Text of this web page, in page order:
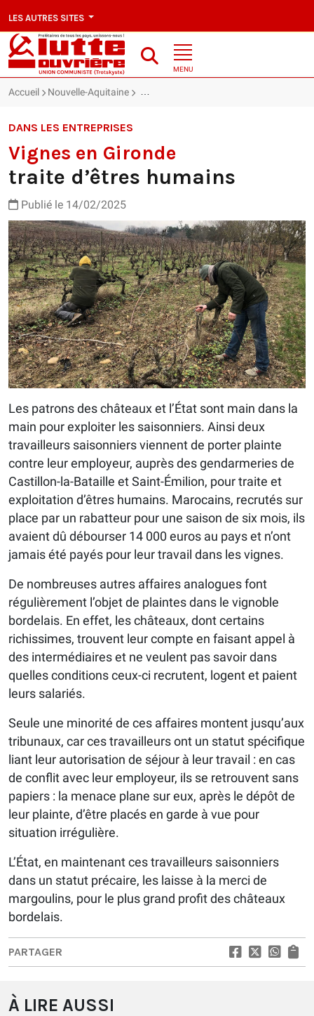
LES AUTRES SITES
MENU
Accueil Nouvelle-Aquitaine Vignes en Gironde : traite d’êtres
DANS LES ENTREPRISES
Vignes en Gironde
traite d’êtres humains
Publié le 14/02/2025
Les patrons des châteaux et l’État sont main dans la
main pour exploiter les saisonniers. Ainsi deux
travailleurs saisonniers viennent de porter plainte
contre leur employeur, auprès des gendarmeries de
Castillon-la-Bataille et Saint-Émilion, pour traite et
exploitation d’êtres humains. Marocains, recrutés sur
place par un rabatteur pour une saison de six mois, ils
avaient dû débourser 14 000 euros au pays et n’ont
jamais été payés pour leur travail dans les vignes.
De nombreuses autres affaires analogues font
régulièrement l’objet de plaintes dans le vignoble
bordelais. En effet, les châteaux, dont certains
richissimes, trouvent leur compte en faisant appel à
des intermédiaires et ne veulent pas savoir dans
quelles conditions ceux-ci recrutent, logent et paient
leurs salariés.
Seule une minorité de ces affaires montent jusqu’aux
tribunaux, car ces travailleurs ont un statut spécifique
liant leur autorisation de séjour à leur travail : en cas
de conflit avec leur employeur, ils se retrouvent sans
papiers : la menace plane sur eux, après le dépôt de
leur plainte, d’être placés en garde à vue pour
situation irrégulière.
L’État, en maintenant ces travailleurs saisonniers
dans un statut précaire, les laisse à la merci de
margoulins, pour le plus grand profit des châteaux
bordelais.
PARTAGER
À LIRE AUSSI